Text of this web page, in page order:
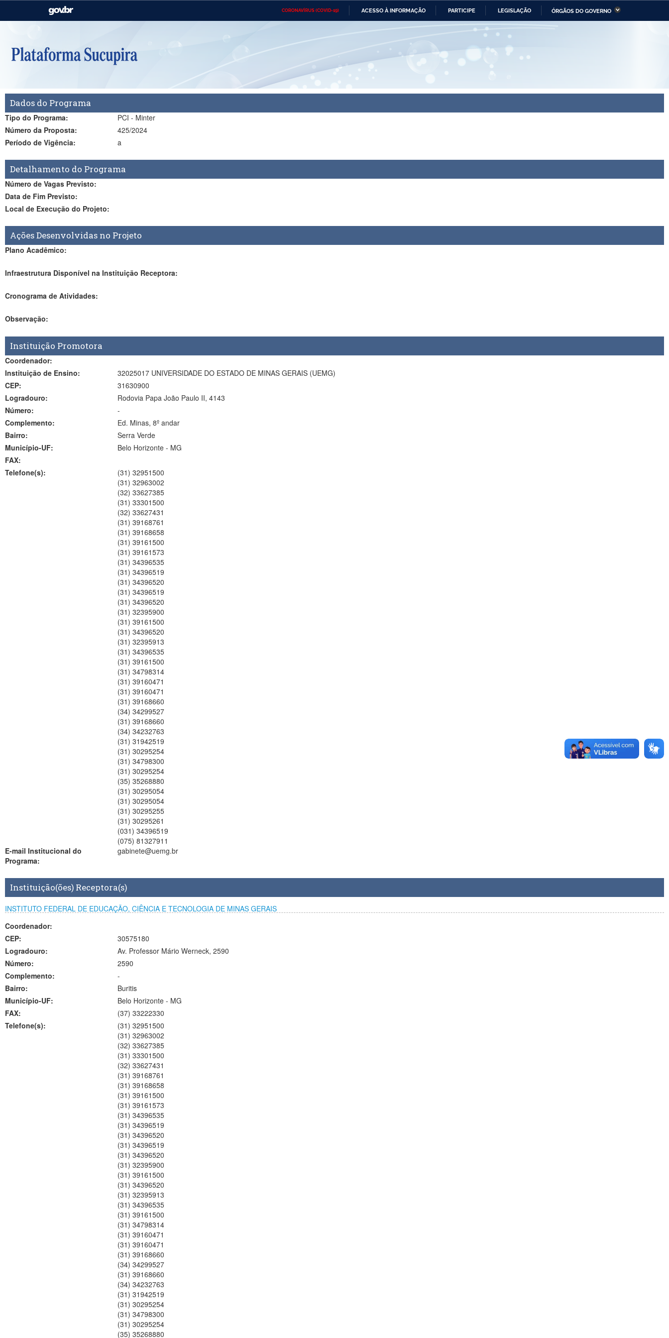
CORONAVÍRUS (COVID-19) ACESSO À INFORMAÇÃO PARTICIPE LEGISLAÇÃO ÓRGÃOS DO GOVERNO
Casa Civil Ministério das Relações Ministério da Economia Ministério da Infraestrutura
Pecuária e Abastecimento
Comunicações
Ministério do Desenvolvimento
Secretaria de Governo
Institucional
Dados do Programa
Tipo do Programa:
PCI - Minter
Número da Proposta:
425/2024
Período de Vigência:
a
Detalhamento do Programa
Número de Vagas Previsto:
Data de Fim Previsto:
Local de Execução do Projeto:
Ações Desenvolvidas no Projeto
Plano Acadêmico:
Infraestrutura Disponível na Instituição Receptora:
Cronograma de Atividades:
Observação:
Instituição Promotora
Coordenador:
Instituição de Ensino:
32025017 UNIVERSIDADE DO ESTADO DE MINAS GERAIS (UEMG)
CEP:
31630900
Logradouro:
Rodovia Papa João Paulo II, 4143
Número:
-
Complemento:
Ed. Minas, 8º andar
Bairro:
Serra Verde
Município-UF:
Belo Horizonte- MG
FAX:
Telefone(s):
(31) 32951500
(31) 32963002
(32) 33627385
(31) 33301500
(32) 33627431
(31) 39168761
(31) 39168658
(31) 39161500
(31) 39161573
(31) 34396535
(31) 34396519
(31) 34396520
(31) 34396519
(31) 34396520
(31) 32395900
(31) 39161500
(31) 34396520
(31) 32395913
(31) 34396535
(31) 39161500
(31) 34798314
(31) 39160471
(31) 39160471
(31) 39168660
(34) 34299527
(31) 39168660
(34) 34232763
(31) 31942519
(31) 30295254
(31) 34798300
(31) 30295254
(35) 35268880
(31) 30295054
(31) 30295054
(31) 30295255
(31) 30295261
(031) 34396519
(075) 81327911
E-mail Institucional do
Programa:
gabinete@uemg.br
Instituição(ões) Receptora(s)
INSTITUTO FEDERAL DE EDUCAÇÃO, CIÊNCIA E TECNOLOGIA DE MINAS GERAIS
Coordenador:
CEP:
30575180
Logradouro:
Av. Professor Mário Werneck, 2590
Número:
2590
Complemento:
-
Bairro:
Buritis
Município-UF:
Belo Horizonte- MG
FAX:
(37) 33222330
Telefone(s):
(31) 32951500
(31) 32963002
(32) 33627385
(31) 33301500
(32) 33627431
(31) 39168761
(31) 39168658
(31) 39161500
(31) 39161573
(31) 34396535
(31) 34396519
(31) 34396520
(31) 34396519
(31) 34396520
(31) 32395900
(31) 39161500
(31) 34396520
(31) 32395913
(31) 34396535
(31) 39161500
(31) 34798314
(31) 39160471
(31) 39160471
(31) 39168660
(34) 34299527
(31) 39168660
(34) 34232763
(31) 31942519
(31) 30295254
(31) 34798300
(31) 30295254
(35) 35268880